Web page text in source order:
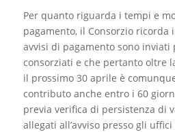
Per quanto riguarda i tempi e
pagamento, il Consorzio ricorda
avvisi di pagamento sono inviati
consorziati e che pertanto oltre
il prossimo 30 aprile è
contributo anche entro i 60
previa verifica di persistenza di
allegati all’avviso presso gli